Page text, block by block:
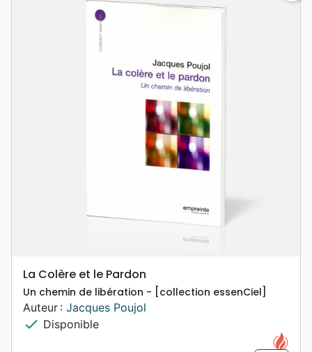
La Colère et le Pardon
Un chemin de libération - [collection essenCiel]
Auteur : Jacques Poujol
check Disponible